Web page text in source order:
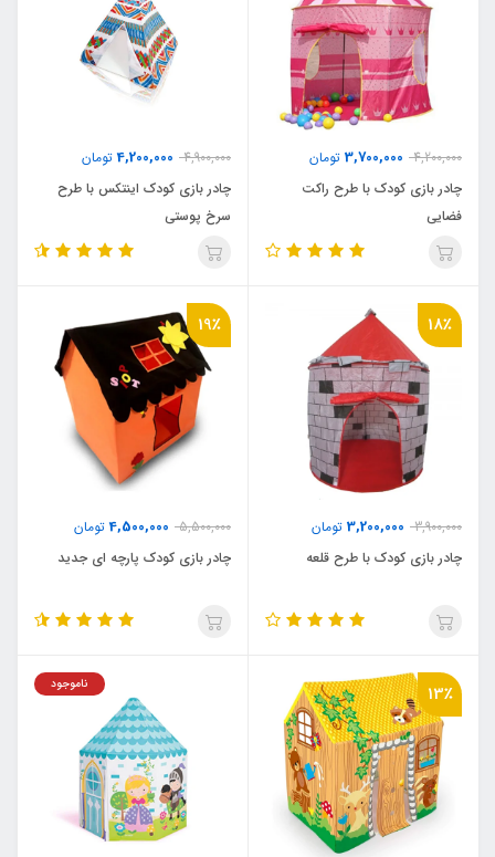
4,200,000
3,700,000 تومان
چادر بازی کودک با طرح راکت
فضایی
4,900,000
4,200,000تومان
چادر بازی کودک اینتکس با طرح
سرخ پوستی
18٪
3,900,000
3,200,000 تومان
چادر بازی کودک با طرح قلعه
19٪
5,500,000
4,500,000تومان
چادر بازی کودک پارچه ای جدید
13٪ ناموجود